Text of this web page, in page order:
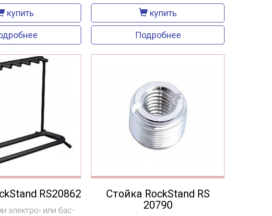
купить купить
Подробнее
RS20862
электро- или бас-
Стойка RockStand RS
20790